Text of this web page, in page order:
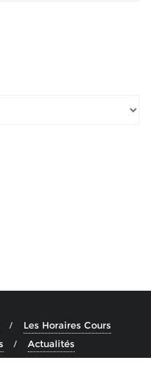
Les Horaires Cours
Actualités